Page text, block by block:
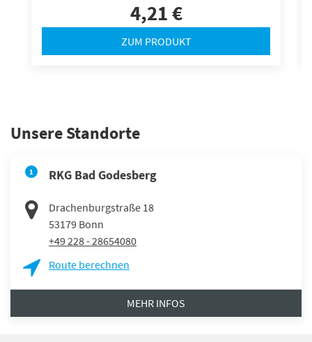
4,21 €
ZUM PRODUKT
Unsere Standorte
1 RKG Bad Godesberg
Drachenburgstraße 18
53179 Bonn
+49 228 - 28654080
Route berechnen
MEHR INFOS